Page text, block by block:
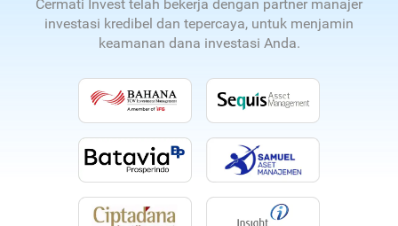
Cermati Invest telah bekerja dengan partner manajer
investasi kredibel dan tepercaya, untuk menjamin
keamanan dana investasi Anda.